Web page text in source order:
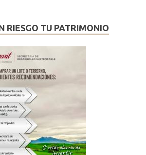
RIESGO TU PATRIMONIO